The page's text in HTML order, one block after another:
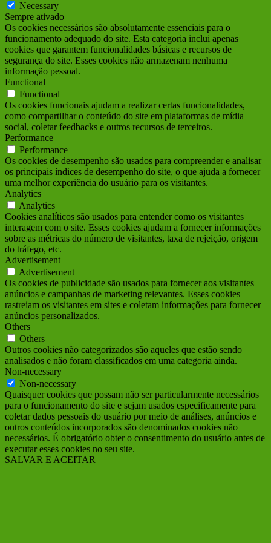
Necessary
Sempre ativado
Os cookies necessários são absolutamente essenciais para o
funcionamento adequado do site. Esta categoria inclui apenas
cookies que garantem funcionalidades básicas e recursos de
segurança do site. Esses cookies não armazenam nenhuma
informação pessoal.
Functional
Functional
Os cookies funcionais ajudam a realizar certas funcionalidades,
como compartilhar o conteúdo do site em plataformas de mídia
social, coletar feedbacks e outros recursos de terceiros.
Performance
Performance
Os cookies de desempenho são usados para compreender e analisar
os principais índices de desempenho do site, o que ajuda a fornecer
uma melhor experiência do usuário para os visitantes.
Analytics
Analytics
Cookies analíticos são usados para entender como os visitantes
interagem com o site. Esses cookies ajudam a fornecer informações
sobre as métricas do número de visitantes, taxa de rejeição, origem
do tráfego, etc.
Advertisement
Advertisement
Os cookies de publicidade são usados para fornecer aos visitantes
anúncios e campanhas de marketing relevantes. Esses cookies
rastreiam os visitantes em sites e coletam informações para fornecer
anúncios personalizados.
Others
Others
Outros cookies não categorizados são aqueles que estão sendo
analisados e não foram classificados em uma categoria ainda.
Non-necessary
Non-necessary
Quaisquer cookies que possam não ser particularmente necessários
para o funcionamento do site e sejam usados ​​especificamente para
coletar dados pessoais do usuário por meio de análises, anúncios e
outros conteúdos incorporados são denominados cookies não
necessários. É obrigatório obter o consentimento do usuário antes de
executar esses cookies no seu site.
SALVAR E ACEITAR